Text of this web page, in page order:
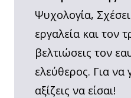
Ψυχολογία,
εργαλεία και τον
βελτιώσεις τον
ελεύθερος. Για να
αξίζεις να είσαι!